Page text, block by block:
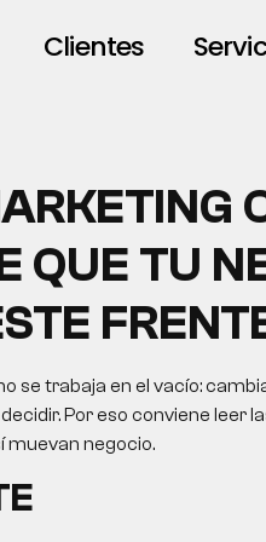
Clientes
QUE TU
se trabaja en el vacío:
Por eso conviene leer
muevan negocio.